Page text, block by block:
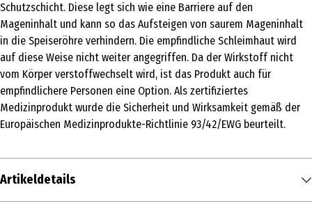
Schutzschicht. Diese legt sich wie eine Barriere auf den
Mageninhalt und kann so das Aufsteigen von saurem Mageninhalt
in die Speiseröhre verhindern. Die empfindliche Schleimhaut wird
auf diese Weise nicht weiter angegriffen. Da der Wirkstoff nicht
vom Körper verstoffwechselt wird, ist das Produkt auch für
empfindlichere Personen eine Option. Als zertifiziertes
Medizinprodukt wurde die Sicherheit und Wirksamkeit gemäß der
Europäischen Medizinprodukte-Richtlinie 93/42/EWG beurteilt.
Artikeldetails